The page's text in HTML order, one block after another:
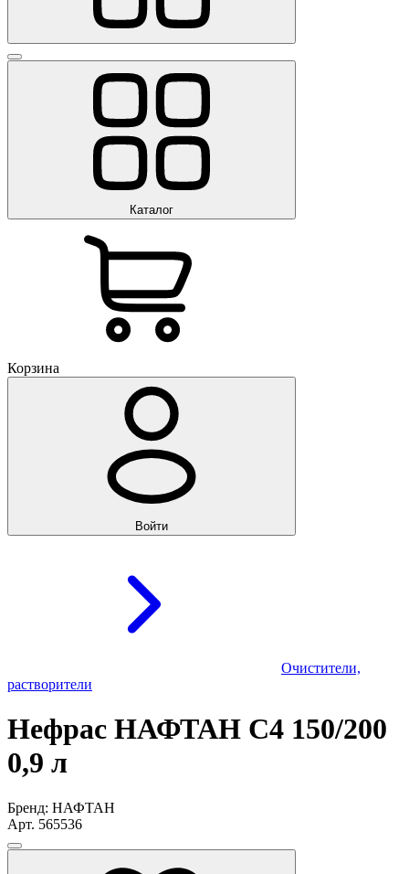
Каталог
Корзина
Войти
Очистители,
растворители
Нефрас НАФТАН С4 150/200
0,9 л
Бренд: НАФТАН
Арт. 565536